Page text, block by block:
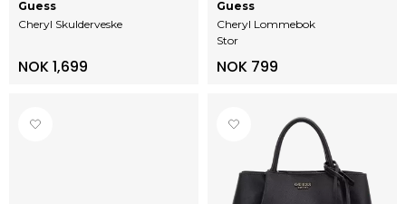
Cheryl Skulderveske
Guess
NOK 1,699
Cheryl Lommebok
Stor
Guess
NOK 799